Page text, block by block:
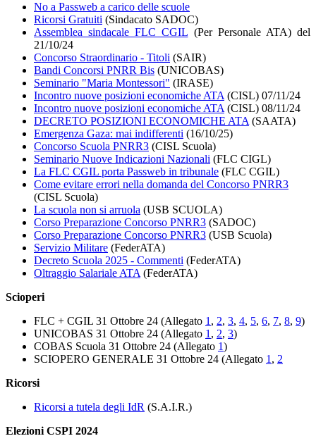
No a Passweb a carico delle scuole
Ricorsi Gratuiti (Sindacato SADOC)
Assemblea sindacale FLC CGIL (Per Personale ATA) del
21/10/24
Concorso Straordinario - Titoli (SAIR)
Bandi Concorsi PNRR Bis (UNICOBAS)
Seminario "Maria Montessori" (IRASE)
Incontro nuove posizioni economiche ATA (CISL) 07/11/24
Incontro nuove posizioni economiche ATA (CISL) 08/11/24
DECRETO POSIZIONI ECONOMICHE ATA (SAATA)
Emergenza Gaza: mai indifferenti (16/10/25)
Concorso Scuola PNRR3 (CISL Scuola)
Seminario Nuove Indicazioni Nazionali (FLC CIGL)
La FLC CGIL porta Passweb in tribunale (FLC CGIL)
Come evitare errori nella domanda del Concorso PNRR3
(CISL Scuola)
La scuola non si arruola (USB SCUOLA)
Corso Preparazione Concorso PNRR3 (SADOC)
Corso Preparazione Concorso PNRR3 (USB Scuola)
Servizio Militare (FederATA)
Decreto Scuola 2025 - Commenti (FederATA)
Oltraggio Salariale ATA (FederATA)
Scioperi
FLC + CGIL 31 Ottobre 24 (Allegato 1 , 2, 3, 4, 5, 6, 7, 8, 9)
UNICOBAS 31 Ottobre 24 (Allegato 1 , 2, 3)
COBAS Scuola 31 Ottobre 24 (Allegato 1)
SCIOPERO GENERALE 31 Ottobre 24 (Allegato 1 , 2
Ricorsi
Ricorsi a tutela degli IdR (S.A.I.R.)
Elezioni CSPI 2024